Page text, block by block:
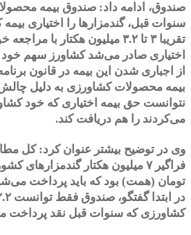
صندوق، ادامه داد: صندوق بیمه
سنوات قبل، گندمزارها را اختیاری
تقریبا ۳ تا ۳.۲ میلیون هکتار با
اختیاری صادر می‌شد کشاورز سهم
از اجباری شدن این بیمه در قانون
بیمه محصولات کشاورزی به دلیل
نتوانست حق بیمه اختیاری که خود
می‌کردند را هم دریافت کند.
وی در توضیح بیشتر عنوان کرد: کل
تومان (همت) بود که باید پرداخت
کشاورزی که سنوات قبل نقد پرداخت